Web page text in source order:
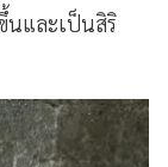
นและเป็นสิริ